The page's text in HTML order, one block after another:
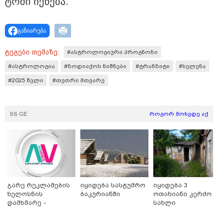
09:25 / 09-08-2026
შეკვეთილის სანაპიროზე ზღვამ
08:54 / 09-08-2026
“დიახ, ომი დაიწყო რუსეთმა და
წერტილი!” - ვახტანგ კაპანაძე
გაზიარება
ტეგები თემაზე: #ასტროლოგიური პროგნოზი
#ასტროლოგია #ზოდიაქოს ნიშნები #ტრანზიტი #სელენა
#2025 წელი #თეთრი მთვარე
SS.GE როგორ მოხვდე აქ
გარე რეკლამების
ხელოსნის
დამხმარე -
იყიდება სასტუმრო
ბაკურიანში
იყიდება 3
ოთახიანი კერძო
სახლი